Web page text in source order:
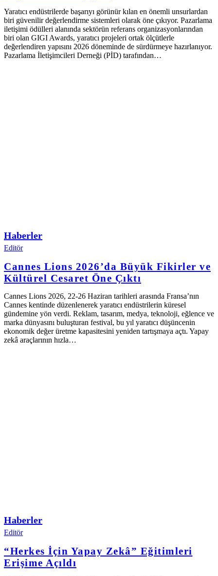
Yaratıcı endüstrilerde başarıyı görünür kılan en önemli unsurlardan
biri güvenilir değerlendirme sistemleri olarak öne çıkıyor. Pazarlama
iletişimi ödülleri alanında sektörün referans organizasyonlarından
biri olan GIGI Awards, yaratıcı projeleri ortak ölçütlerle
değerlendiren yapısını 2026 döneminde de sürdürmeye hazırlanıyor.
Pazarlama İletişimcileri Derneği (PİD) tarafından…
Haberler
Editör
Cannes Lions 2026’da Büyük Fikirler ve
Kültürel Cesaret Öne Çıktı
Cannes Lions 2026, 22-26 Haziran tarihleri arasında Fransa’nın
Cannes kentinde düzenlenerek yaratıcı endüstrilerin küresel
gündemine yön verdi. Reklam, tasarım, medya, teknoloji, eğlence ve
marka dünyasını buluşturan festival, bu yıl yaratıcı düşüncenin
ekonomik değer üretme kapasitesini yeniden tartışmaya açtı. Yapay
zekâ araçlarının hızla…
Haberler
Editör
“Herkes İçin Yapay Zekâ” Eğitimleri
Erişime Açıldı